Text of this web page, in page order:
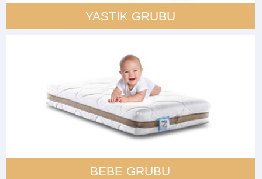
YASTIK GRUBU
BEBE GRUBU